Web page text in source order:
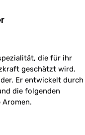
die für ihr
geschätzt wird.
Er entwickelt durch
die folgenden